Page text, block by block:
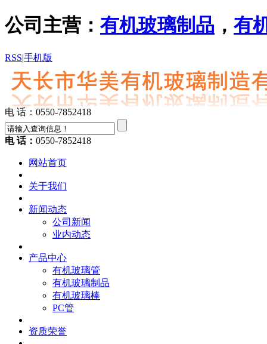
公司主营： 有机玻璃制品 ， 有
RSS|手机版
电 话：0550-7852418
电 话： 0550-7852418
网站首页
关于我们
新闻动态
公司新闻
业内动态
产品中心
有机玻璃管
有机玻璃制品
有机玻璃棒
PC管
资质荣誉